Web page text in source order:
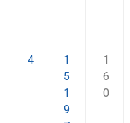
1
6
0
1
5
1
9
4